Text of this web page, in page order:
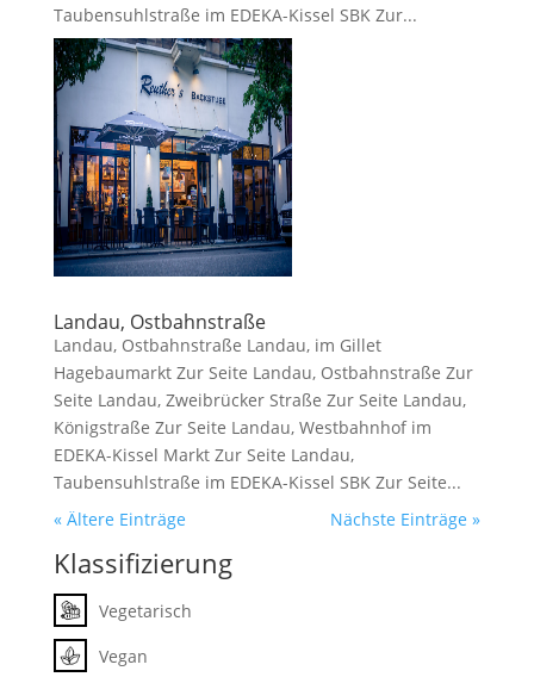
Taubensuhlstraße im EDEKA-Kissel SBK Zur...
Landau, Ostbahnstraße
Landau, Ostbahnstraße Landau, im Gillet
Hagebaumarkt Zur Seite Landau, Ostbahnstraße Zur
Seite Landau, Zweibrücker Straße Zur Seite Landau,
Königstraße Zur Seite Landau, Westbahnhof im
EDEKA-Kissel Markt Zur Seite Landau,
Taubensuhlstraße im EDEKA-Kissel SBK Zur Seite...
« Ältere Einträge
Nächste Einträge »
Klassifizierung
Vegetarisch
Vegan